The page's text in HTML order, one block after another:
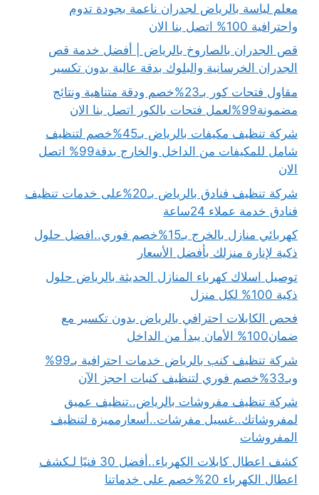
معلم لياسة بالرياض لجدران ناعمة بجودة تدوم
واحترافية 100% اتصل بنا الان
قص الجدران بالصاروخ بالرياض | أفضل خدمة قص
الجدران الخرسانية والبلوك بدقة عالية بدون تكسير
مقاول فتحات كور بـ23%خصم ودقة متناهية ونتائج
مضمونة99%لعمل فتحات بالكور اتصل بنا الان
شركة تنظيف مكيفات بالرياض بـ45%خصم لتنظيف
شامل للمكيفات من الداخل والخارج بدقة99% اتصل
الان
شركة تنظيف فنادق بالرياض بـ20%على خدمات تنظيف
فنادق خدمة عملاء 24ساعة
كهربائي منازل بالخرج بـ15%خصم فوري..افضل حلول
ذكية لإنارة منزلك بأفضل الأسعار
توصيل اسلاك كهرباء المنازل الحديثة بالرياض حلول
ذكية 100% لكل منزل
فحص الكابلات احترافي بالرياض بدون تكسير مع
ضمان100% الأمان يبدأ من الداخل
شركة تنظيف كنب بالرياض خدمات احترافية بـ99%
وبـ33%خصم فوري لتنظيف كنبات احجز الآن
شركة تنظيف مفروشات بالرياض..تنظيف عميق
لمفروشاتك..غسيل مفرشات..أسعارمميزة لتنظيف
المفروشات
كشف اعطال كابلات الكهرباء..أفضل 30 فنيًا لـكشف
اعطال الكهرباء 20%خصم على خدماتنا